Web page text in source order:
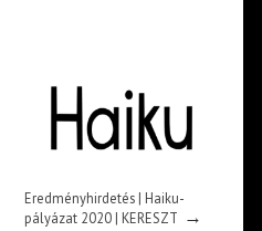
Eredményhirdetés | Haiku-
pályázat 2020 | KERESZT →